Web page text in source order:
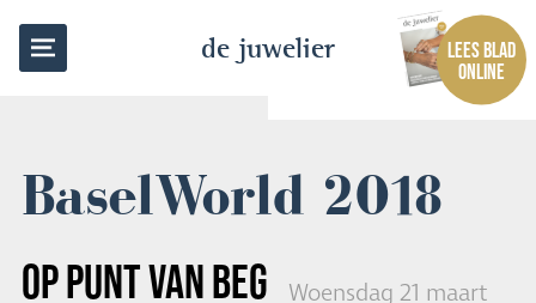
de juwelier
LEES BLAD
ONLINE
BaselWorld 2018
OP PUNT VAN BEGINNENWoensdag 21 maart
TERUG NAAR OVERZICHT